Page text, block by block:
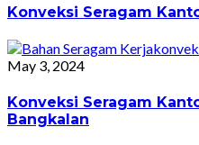
Konveksi Seragam
May 3, 2024
Konveksi Seragam
Bangkalan